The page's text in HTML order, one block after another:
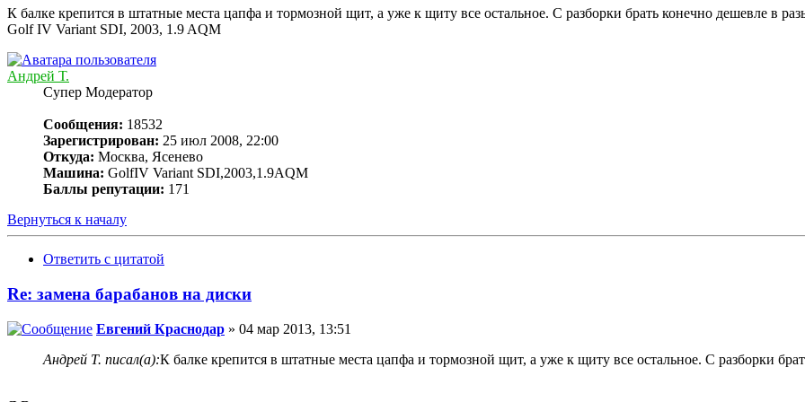
К балке крепится в штатные места цапфа и тормозной щит, а уже к щиту все остальное. С разборки брать конечно дешевле в
Golf IV Variant SDI, 2003, 1.9 AQM
Андрей Т.
Супер Модератор
Сообщения: 18532
Зарегистрирован: 25 июл 2008, 22:00
Откуда: Москва, Ясенево
Машина: GolfIV Variant SDI,2003,1.9AQM
Баллы репутации: 171
Вернуться к началу
Ответить с цитатой
Re: замена барабанов на диски
Евгений Краснодар » 04 мар 2013, 13:51
Андрей Т. писал(а):К балке крепится в штатные места цапфа и тормозной щит, а уже к щиту все остальное. С разборки